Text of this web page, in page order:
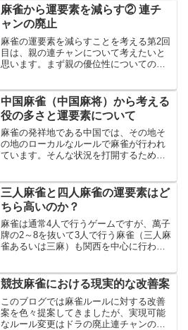
が変わらないような安手を和了ることも
あります。例えば、以...
麻雀から運要素を減らす② 連チ
ャンの廃止
麻雀の運要素を減らすことを考える第2回
目は、親の連チャンについて考えたいと
思います。まず親の優位性についての確
た時は他の子の2倍払うリスクがあるので
マイナス面もそれ...
中国麻雀（中国麻将）から考える
役の多さと運要素について
麻雀の発祥地である中国では、その地そ
の地のローカルなルールで麻雀が行われ
ています。そんな状況を打開するため、
本で中国麻雀（中国麻将）と呼ばれるル
ールの麻雀です。中国麻雀...
三人麻雀と四人麻雀の運要素はど
ちら高いのか？
麻雀は通常4人で行うゲームですが、萬子
牌の2～8を抜いて3人で行う麻雀（三人麻
雀あるいは三麻）も関西を中心に行われ
してきているようです。この三人麻雀に
ついては、初心者は...
競技麻雀における現実的な改善案
このブログでは麻雀ルールに対する改善
案を色々提案してきましたが、実現可能
なルール変更はドラの廃止連チャンの廃